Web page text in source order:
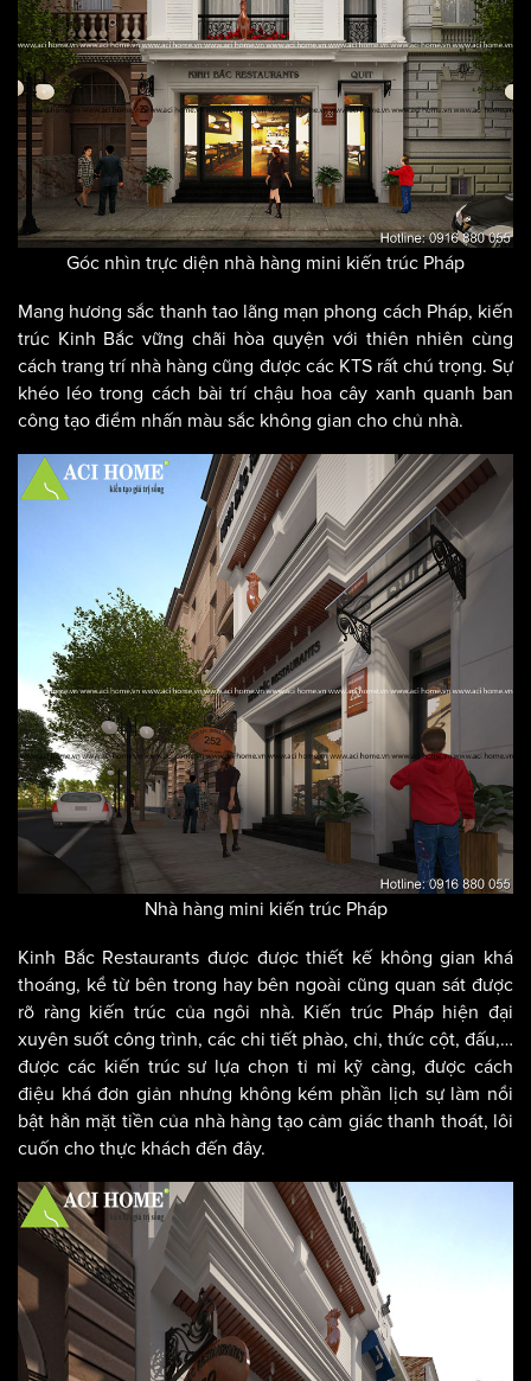
Góc nhìn trực diện nhà hàng mini kiến trúc Pháp
Mang hương sắc thanh tao lãng mạn phong cách Pháp, kiến
trúc Kinh Bắc vững chãi hòa quyện với thiên nhiên cùng
cách trang trí nhà hàng cũng được các KTS rất chú trọng. Sự
khéo léo trong cách bài trí chậu hoa cây xanh quanh ban
công tạo điểm nhấn màu sắc không gian cho chủ nhà.
Nhà hàng mini kiến trúc Pháp
Kinh Bắc Restaurants được được thiết kế không gian khá
thoáng, kể từ bên trong hay bên ngoài cũng quan sát được
rõ ràng kiến trúc của ngôi nhà. Kiến trúc Pháp hiện đại
xuyên suốt công trình, các chi tiết phào, chỉ, thức cột, đấu,…
được các kiến trúc sư lựa chọn tỉ mỉ kỹ càng, được cách
điệu khá đơn giản nhưng không kém phần lịch sự làm nổi
bật hẳn mặt tiền của nhà hàng tạo cảm giác thanh thoát, lôi
cuốn cho thực khách đến đây.